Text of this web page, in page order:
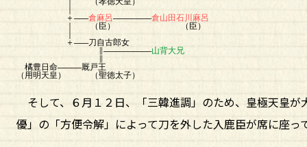
＋―――倉麻呂――――――――倉山田石川麻呂
｜ （臣） （臣）
＋―――刀自古郎女
∥――――――――――山背大兄
橘豊日命―――――厩戸王
（用明天皇） （聖徳太子）
そして、６月１２日、「三韓進調」のため、皇極天皇
優」の「方便令解」によって刀を外した入鹿臣が席に座っ